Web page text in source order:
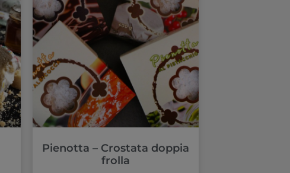
Pienotta – Crostata doppia
frolla